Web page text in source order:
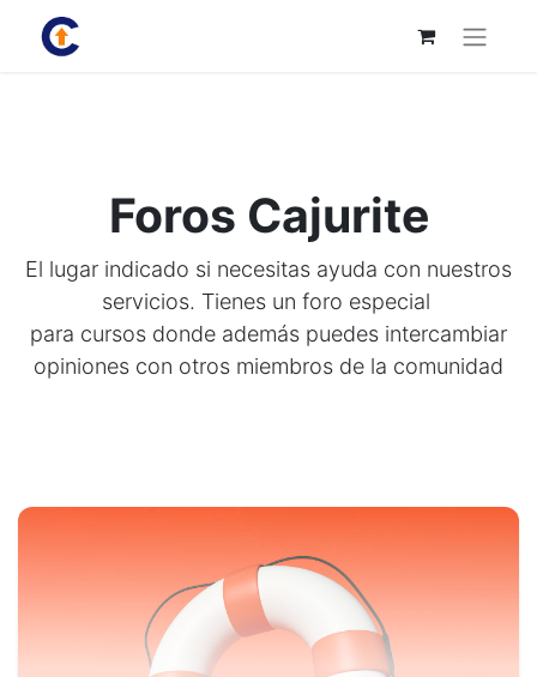
Foros Cajurite
El lugar indicado si necesitas ayuda con nuestros
servicios. Tienes un foro especial
para cursos donde además puedes intercambiar
opiniones con otros miembros de la comunidad